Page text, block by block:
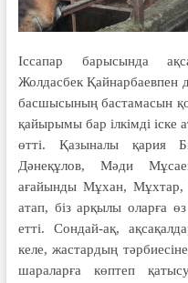
Іссапар барысында
Жолдасбек Қайнарбаевпен
басшы­сы­ның бас­тама­сын
қайыры­мы бар ілкімді іске
өтті. Қазыналы қария
Дәнеқұлов, Мәди
ағайынды Мұхан, Мұхтар,
атап, біз ар­қы­лы оларға өз
етті. Сондай-ақ,
келе, жастардың
шараларға көптеп